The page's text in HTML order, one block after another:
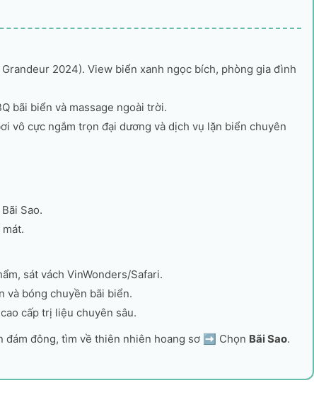
2024). View biển xanh ngọc bích, phòng gia đình
bãi biển và massage ngoài trời.
vô cực ngắm trọn đại dương và dịch vụ lặn biển chuyên
Sao.
sát vách VinWonders/Safari.
và bóng chuyền bãi biển.
cấp trị liệu chuyên sâu.
đám đông, tìm về thiên nhiên hoang sơ ➡️ Chọn Bãi Sao.